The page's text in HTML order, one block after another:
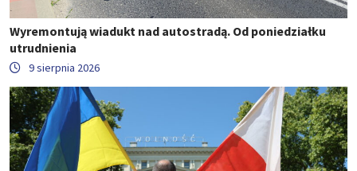
Wyremontują wiadukt nad autostradą. Od poniedziałku
utrudnienia
9 sierpnia 2026